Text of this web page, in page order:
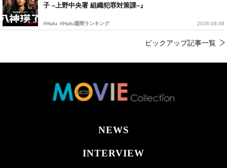
子 –上野中央署 組織犯罪対策課–』
#Hulu #Hulu週間ランキング 2026.08.08
ピックアップ記事一覧
NEWS
INTERVIEW